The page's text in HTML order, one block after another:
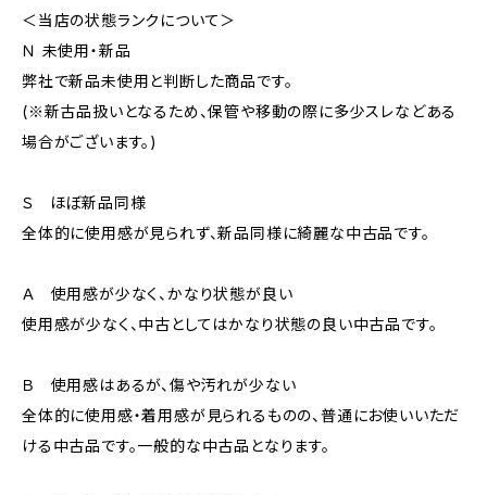
＜当店の状態ランクについて＞
Ｎ 未使用・新品
弊社で新品未使用と判断した商品です。
(※新古品扱いとなるため、保管や移動の際に多少スレなどある
場合がございます。)
Ｓ ほぼ新品同様
全体的に使用感が見られず、新品同様に綺麗な中古品です。
Ａ 使用感が少なく、かなり状態が良い
使用感が少なく、中古としてはかなり状態の良い中古品です。
Ｂ 使用感はあるが、傷や汚れが少ない
全体的に使用感・着用感が見られるものの、普通にお使いいただ
ける中古品です。一般的な中古品となります。